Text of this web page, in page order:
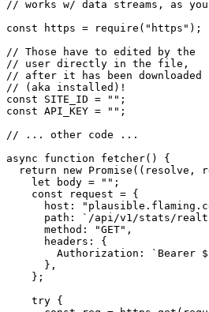
apéndice al final de esta página.
// requests with 'https'-only.
// This is a native node-lib that
// works w/ data streams, as
const https = require("https");
// user directly in the file,
// (aka installed)!
const SITE_ID = "";
const API_KEY = "";
// ... other code ...
async function fetcher() {
return new Promise((resolve,
    let body = "";
    const request = {
host:
      method: "GET",